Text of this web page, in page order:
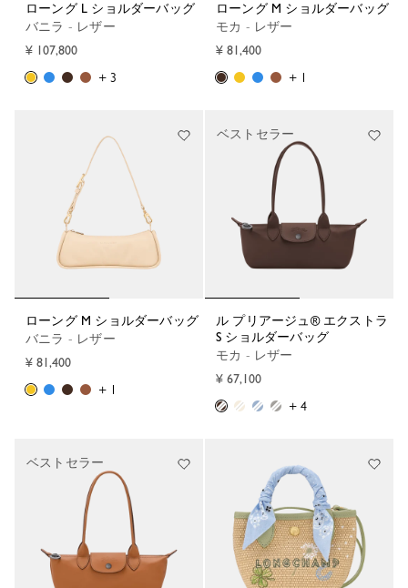
ローング L ショルダーバッグ
バニラ - レザー
¥ 107,800
+ 3
ローング M ショルダーバッグ
モカ - レザー
¥ 81,400
+ 1
ローング M ショルダーバッグ
バニラ - レザー
¥ 81,400
+ 1
ル プリアージュ® エクストラ
S ショルダーバッグ
モカ - レザー
¥ 67,100
+ 4
ベストセラー
ベストセラー